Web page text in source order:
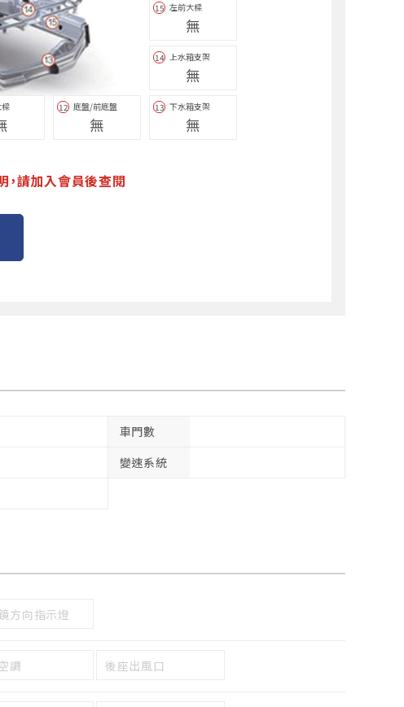
樑 12 底盤/前底盤
無
13 下水箱支架
無
14 上水箱支架
無
15 左前大樑
無
，請加入會員後查閱
車門數
變速系統
方向指示燈
調 後座出風口